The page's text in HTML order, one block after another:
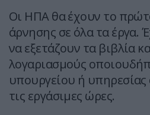
Οι ΗΠΑ θα έχουν το
άρνησης σε όλα τα έργα.
να εξετάζουν τα βιβλία
λογαριασμούς
υπουργείου ή
τις εργάσιμες ώρες.